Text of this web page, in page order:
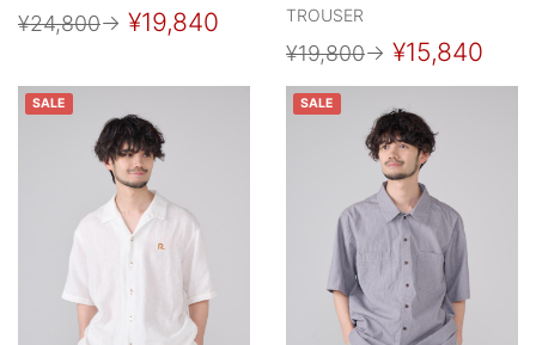
¥24,800→ ¥19,840
TROUSER
¥19,800→ ¥15,840
SALE SALE